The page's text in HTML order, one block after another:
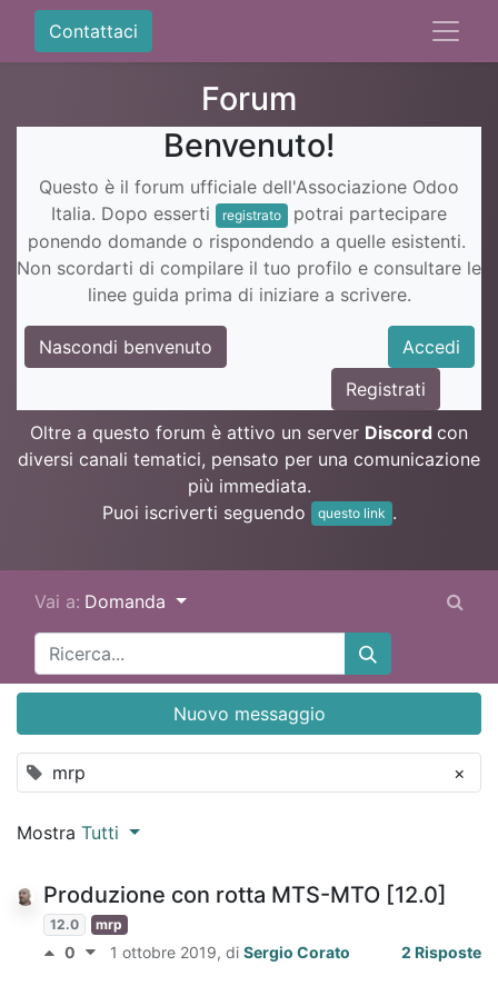
Contattaci
Forum
Benvenuto!
Questo è il forum ufficiale dell'Associazione Odoo
Italia. Dopo esserti
registrato
potrai partecipare
ponendo domande o rispondendo a quelle esistenti.
Non scordarti di compilare il tuo profilo e consultare le
linee guida prima di iniziare a scrivere.
Nascondi benvenuto
Accedi
Registrati
Oltre a questo forum è attivo un server Discord con
diversi canali tematici, pensato per una comunicazione
più immediata.
Puoi iscriverti seguendo
questo link .
Vai a: Domanda
mrp ×
Nuovo messaggio
Mostra Tutti
Produzione con rotta MTS-MTO [12.0]
12.0 mrp
0 1 ottobre 2019, di Sergio Corato 2 Risposte